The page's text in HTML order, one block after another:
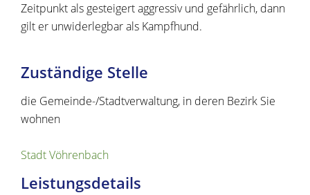
Zeitpunkt als gesteigert aggressiv und gefährlich, dann
gilt er unwiderlegbar als Kampfhund.
Zuständige Stelle
die Gemeinde-/Stadtverwaltung, in deren Bezirk Sie
wohnen
Stadt Vöhrenbach
Leistungsdetails